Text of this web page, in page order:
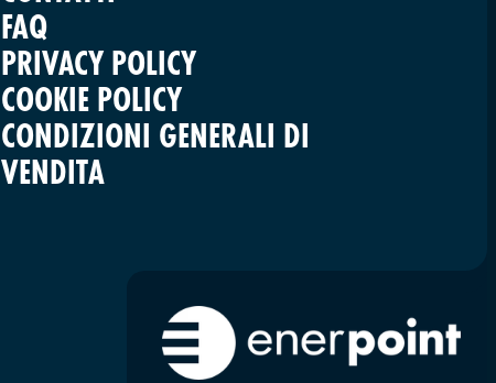
FAQ
PRIVACY POLICY
COOKIE POLICY
CONDIZIONI GENERALI DI
VENDITA